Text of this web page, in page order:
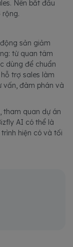
Nên bắt đầu
rộng.
sản giảm
từ quan tâm
dùng để chuẩn
trợ sales làm
vấn, đàm phán và
tham quan dự án
AI có thể là
hiện có và tối